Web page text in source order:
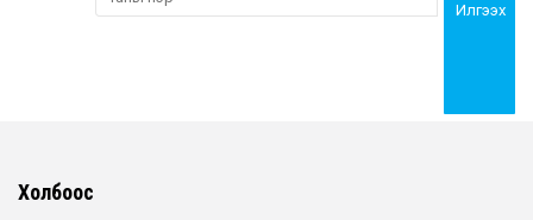
Илгээх
Холбоос